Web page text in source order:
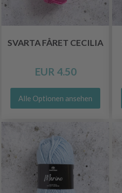
SVARTA FÅRET CECILIA
EUR 4.50
Alle Optionen ansehen